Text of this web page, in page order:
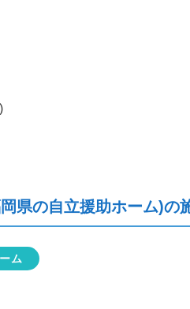
県の自立援助ホーム)の
ム